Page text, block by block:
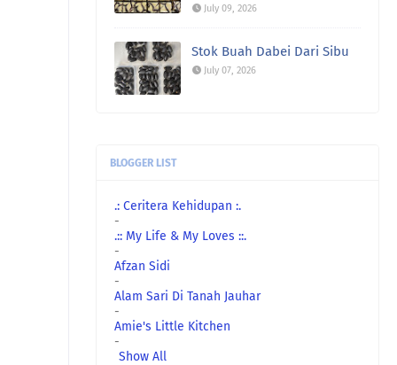
July 09, 2026
Stok Buah Dabei Dari Sibu
July 07, 2026
BLOGGER LIST
.: Ceritera Kehidupan :.
-
.:: My Life & My Loves ::.
-
Afzan Sidi
-
Alam Sari Di Tanah Jauhar
-
Amie's Little Kitchen
-
Show All